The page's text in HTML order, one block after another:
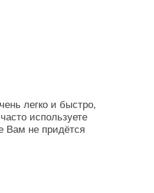
легко и быстро,
используете
Вам не придётся